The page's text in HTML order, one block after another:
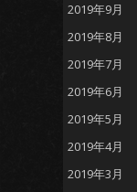
2019年9月
2019年8月
2019年7月
2019年6月
2019年5月
2019年4月
2019年3月